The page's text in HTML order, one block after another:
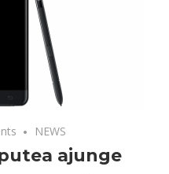
NEWS
ajunge